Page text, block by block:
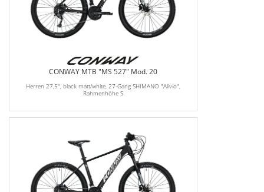
CONWAY MTB "MS 527" Mod. 20
Herren 27,5", black matt/white, 27-Gang SHIMANO "Alivio",
Rahmenhöhe S